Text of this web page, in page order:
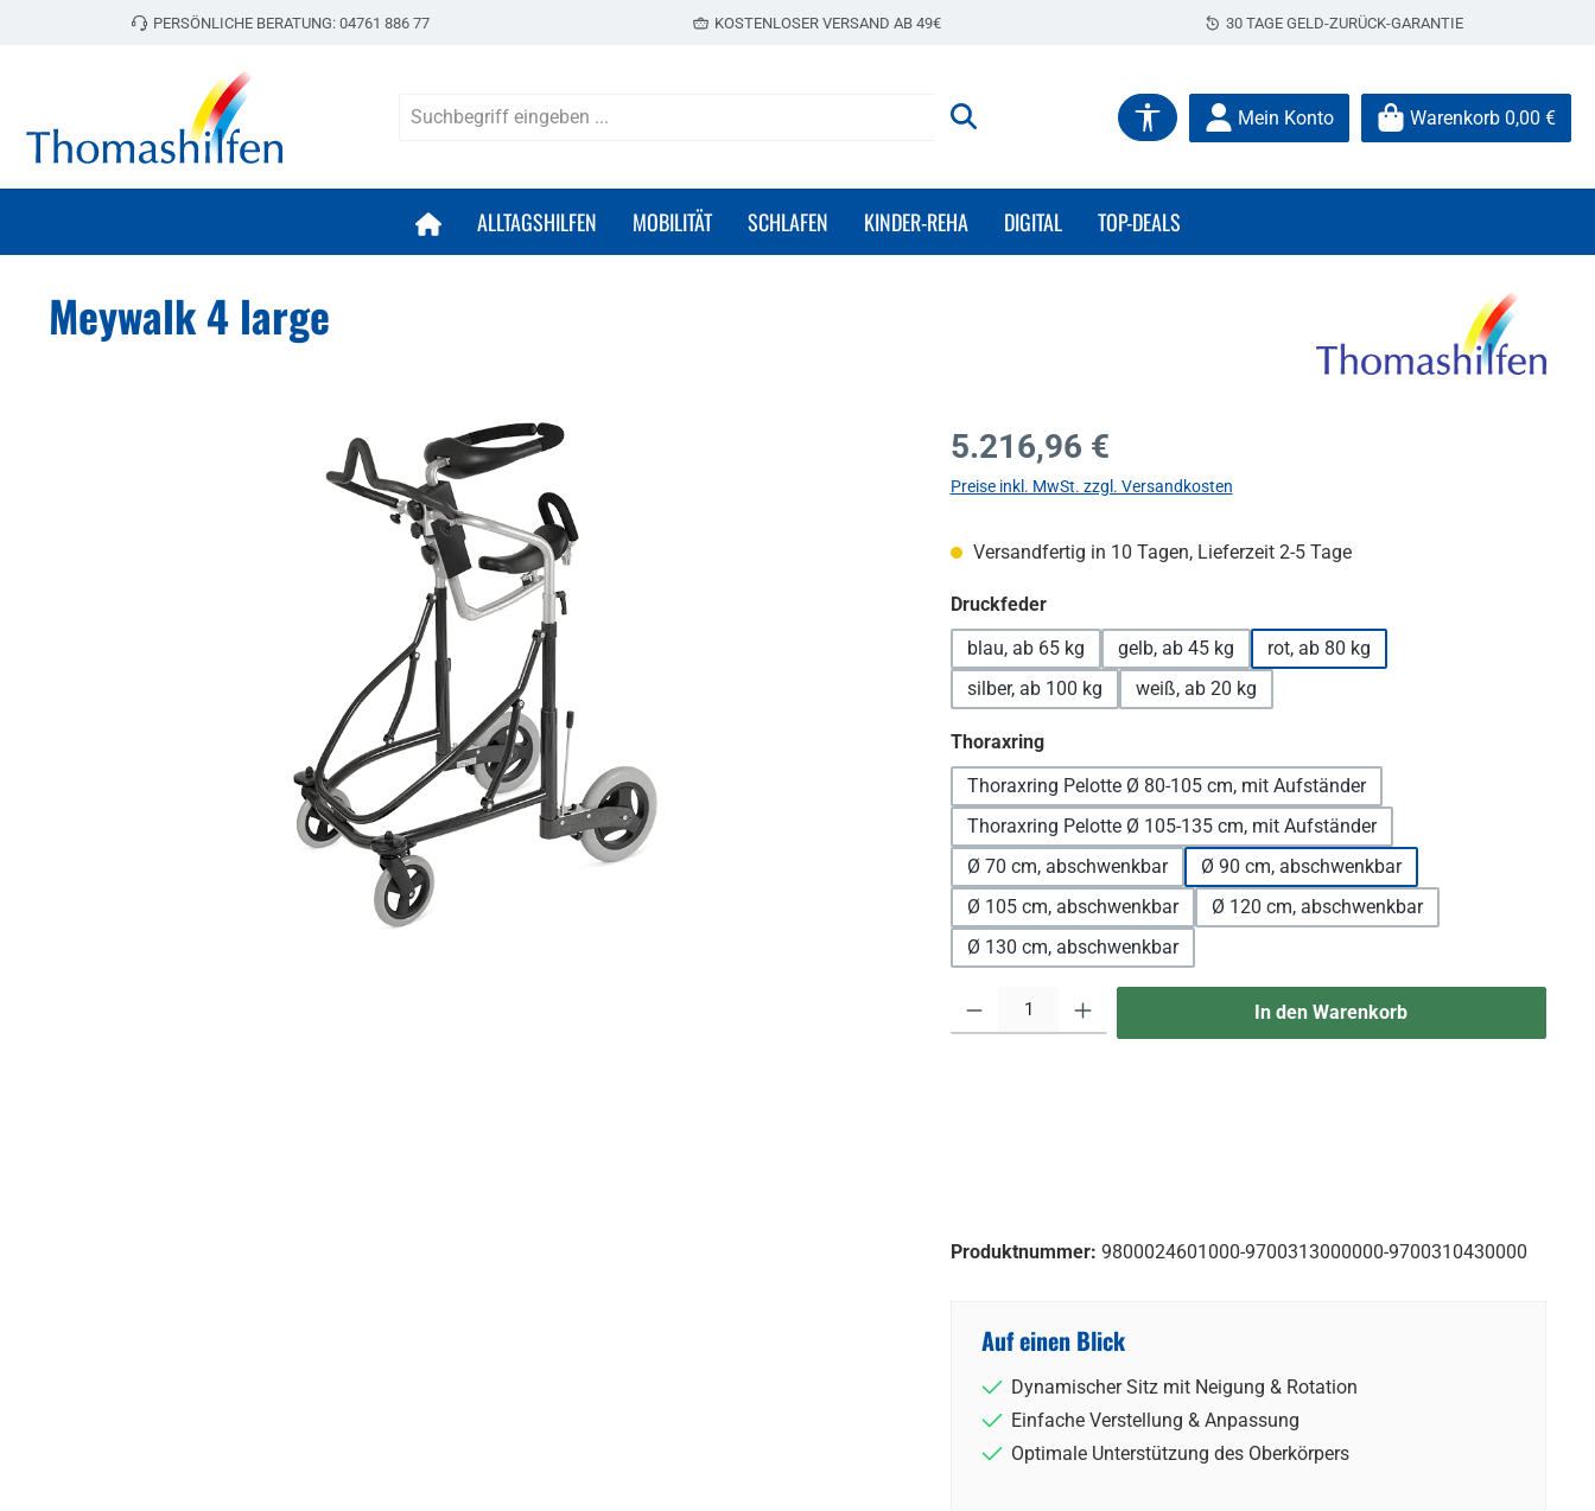
Hauptinhalt springen
Zur Suche springen
Zur Hauptnavigation springen
PERSÖNLICHE BERATUNG: 04761 886 77 KOSTENLOSER VERSAND AB 49€ 30 TAGE GELD-ZURÜCK-GARANTIE
Werkzeugleiste anzeigen
Mein Konto Warenkorb 0,00 €
ALLTAGSHILFEN MOBILITÄT SCHLAFEN KINDER-REHA DIGITAL TOP-DEALS
Meywalk 4 large
Regulärer Preis:
5.216,96 €
Preise inkl. MwSt. zzgl. Versandkosten
Versandfertig in 10 Tagen, Lieferzeit 2-5 Tage
Druckfederauswählen
blau, ab 65 kg
gelb, ab 45 kg
rot, ab 80 kg
silber, ab 100 kg
weiß, ab 20 kg
Thoraxringauswählen
Thoraxring Pelotte Ø 80-105 cm, mit Aufständer
Thoraxring Pelotte Ø 105-135 cm, mit Aufständer
Ø 70 cm, abschwenkbar
Ø 90 cm, abschwenkbar
Ø 105 cm, abschwenkbar
Ø 120 cm, abschwenkbar
Ø 130 cm, abschwenkbar
In den Warenkorb
Produktnummer: 9800024601000-9700313000000-9700310430000
Auf einen Blick
Dynamischer Sitz mit Neigung & Rotation
Einfache Verstellung & Anpassung
Optimale Unterstützung des Oberkörpers